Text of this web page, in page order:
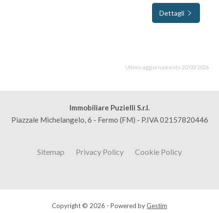
Dettagli
Ultimo aggiornamento 20/03/2026
Immobiliare Puzielli S.r.l.
Piazzale Michelangelo, 6 - Fermo (FM) - P.IVA 02157820446
Sitemap Privacy Policy Cookie Policy
Copyright © 2026 - Powered byGestim